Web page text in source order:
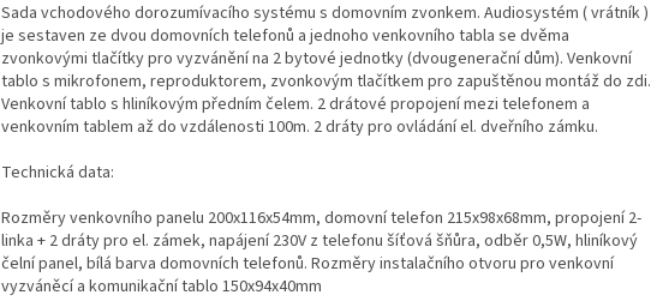
Sada vchodového dorozumívacího systému s domovním zvonkem. Audiosystém ( vrátník )
je sestaven ze dvou domovních telefonů a jednoho venkovního tabla se dvěma
zvonkovými tlačítky pro vyzvánění na 2 bytové jednotky (dvougenerační dům). Venkovní
tablo s mikrofonem, reproduktorem, zvonkovým tlačítkem pro zapuštěnou montáž do zdi.
Venkovní tablo s hliníkovým předním čelem. 2 drátové propojení mezi telefonem a
venkovním tablem až do vzdálenosti 100m. 2 dráty pro ovládání el. dveřního zámku.
Technická data:
Rozměry venkovního panelu 200x116x54mm, domovní telefon 215x98x68mm, propojení 2-
linka + 2 dráty pro el. zámek, napájení 230V z telefonu šíťová šňůra, odběr 0,5W, hliníkový
čelní panel, bílá barva domovních telefonů. Rozměry instalačního otvoru pro venkovní
vyzváněcí a komunikační tablo 150x94x40mm